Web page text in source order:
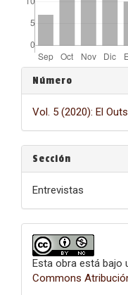
Detalles
del
artículo
Número
Vol. 5 (2020): El
Sección
Entrevistas
Esta obra está bajo
Commons